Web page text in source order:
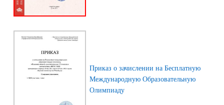
Приказ о зачислении на Бесплатную
Международную Образовательную
Олимпиаду